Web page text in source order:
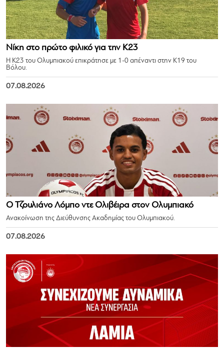
Νίκη στο πρώτο φιλικό για την Κ23
Η Κ23 του Ολυμπιακού επικράτησε με 1-0 απέναντι στην Κ19 του
Βόλου.
07.08.2026
Ο Τζουλιάνο Λόμπο ντε Ολιβέιρα στον Ολυμπιακό
Ανακοίνωση της Διεύθυνσης Ακαδημίας του Ολυμπιακού.
07.08.2026